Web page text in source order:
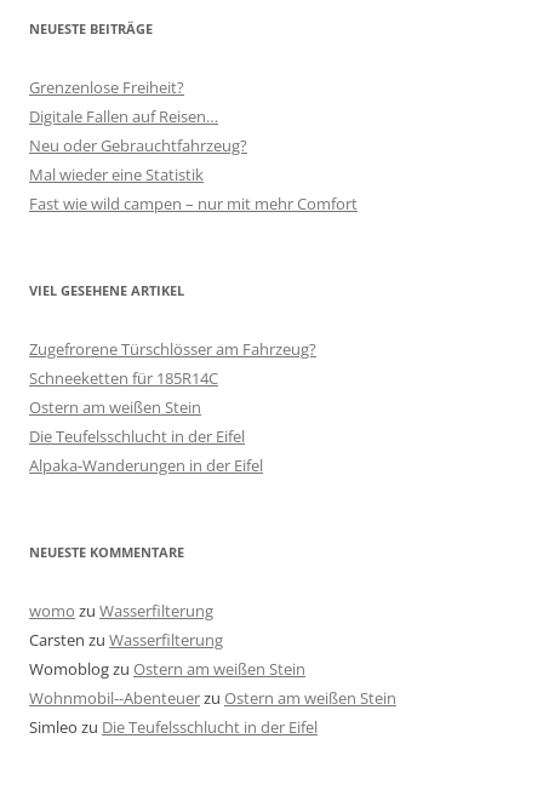
NEUESTE BEITRÄGE
Grenzenlose Freiheit?
Digitale Fallen auf Reisen…
Neu oder Gebrauchtfahrzeug?
Mal wieder eine Statistik
Fast wie wild campen – nur mit mehr Comfort
VIEL GESEHENE ARTIKEL
Zugefrorene Türschlösser am Fahrzeug?
Schneeketten für 185R14C
Ostern am weißen Stein
Die Teufelsschlucht in der Eifel
Alpaka-Wanderungen in der Eifel
NEUESTE KOMMENTARE
womo zu Wasserfilterung
Carsten zu Wasserfilterung
Womoblogzu Ostern am weißen Stein
Wohnmobil--Abenteuerzu Ostern am weißen Stein
Simleo zu Die Teufelsschlucht in der Eifel